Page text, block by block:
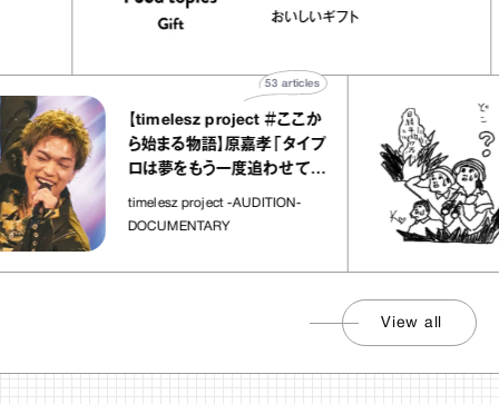
｜真野知子の「おいしいギ
おいしいギフト
【timelesz project ＃ここか
ら始まる物語】原嘉孝「タイプ
ロは夢をもう一度追わせてく
れた場所」
timelesz project -AUDITION-
DOCUMENTARY
articles
View all